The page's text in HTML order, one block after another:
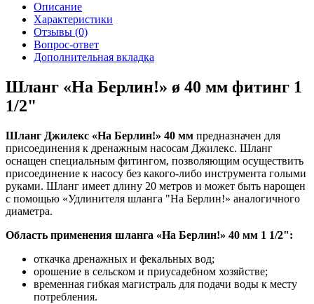
Описание
Характеристики
Отзывы (0)
Вопрос-ответ
Дополнительная вкладка
Шланг «На Берлин!» ø 40 мм фитинг 1
1/2"
Шланг Джилекс «На Берлин!» 40 мм предназначен для
присоединения к дренажным насосам Джилекс. Шланг
оснащен специальным фитингом, позволяющим осуществить
присоединение к насосу без какого-либо инструмента голыми
руками. Шланг имеет длину 20 метров и может быть нарощен
с помощью «Удлинителя шланга "На Берлин!» аналогичного
диаметра.
Область применения шланга «На Берлин!» 40 мм 1 1/2":
откачка дренажных и фекальных вод;
орошение в сельском и приусадебном хозяйстве;
временная гибкая магистраль для подачи воды к месту
потребления.